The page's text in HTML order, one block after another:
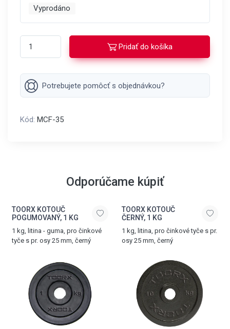
Vyprodáno
Pridať do košíka
Potrebujete pomôcť s objednávkou?
Kód: MCF-35
Odporúčame kúpiť
TOORX KOTOUČ
POGUMOVANÝ, 1 KG
1 kg, litina - guma, pro činkové
tyče s pr. osy 25 mm, černý
TOORX KOTOUČ
ČERNÝ, 1 KG
1 kg, litina, pro činkové tyče s pr.
osy 25 mm, černý